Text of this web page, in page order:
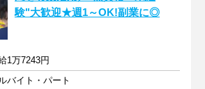
験"大歓迎★週1～OK!副業に◎
1万7243円
バイト・パート